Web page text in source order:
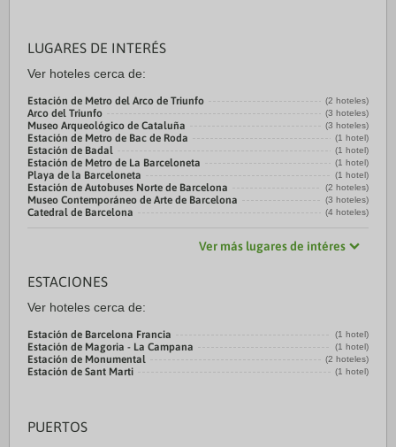
LUGARES DE INTERÉS
Ver hoteles cerca de:
Estación de Metro del Arco de Triunfo (2 hoteles)
Arco del Triunfo (3 hoteles)
Museo Arqueológico de Cataluña (3 hoteles)
Estación de Metro de Bac de Roda (1 hotel)
Estación de Badal (1 hotel)
Estación de Metro de La Barceloneta (1 hotel)
Playa de la Barceloneta (1 hotel)
Estación de Autobuses Norte de Barcelona (2 hoteles)
Museo Contemporáneo de Arte de Barcelona (3 hoteles)
Catedral de Barcelona (4 hoteles)
Ver más lugares de intéres
ESTACIONES
Ver hoteles cerca de:
Estación de Barcelona Francia (1 hotel)
Estación de Magoria - La Campana (1 hotel)
Estación de Monumental (2 hoteles)
Estación de Sant Marti (1 hotel)
PUERTOS